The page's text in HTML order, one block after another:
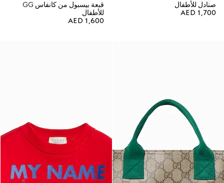
صنادل للأطفال
AED 1,700
قبعة بيسبول من كانفاس GG
للأطفال
AED 1,600